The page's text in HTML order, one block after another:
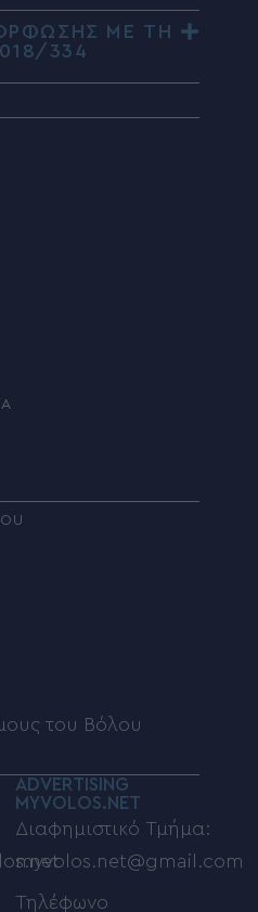
ΜΕ ΤΗ
334
του Βόλου
ADVERTISING
MYVOLOS.NET
Διαφημιστικό Τμήμα:
myvolos.net@gmail.com
Τηλέφωνο